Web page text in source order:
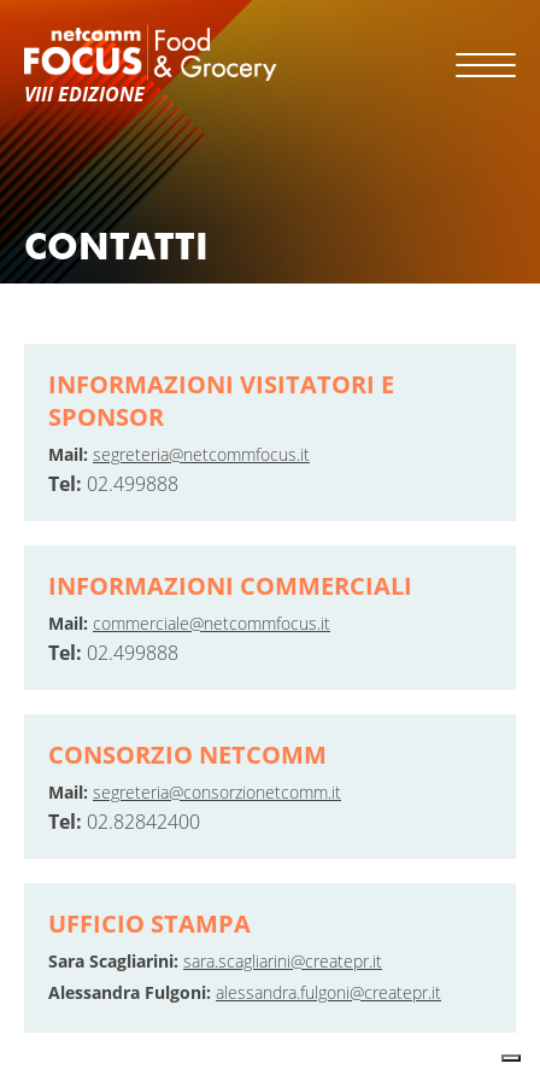
VIII EDIZIONE
CONTATTI
INFORMAZIONI VISITATORI E
SPONSOR
Mail: segreteria@netcommfocus.it
Tel: 02.499888
INFORMAZIONI COMMERCIALI
Mail: commerciale@netcommfocus.it
Tel: 02.499888
CONSORZIO NETCOMM
Mail: segreteria@consorzionetcomm.it
Tel: 02.82842400
UFFICIO STAMPA
Sara Scagliarini: sara.scagliarini@createpr.it
Alessandra Fulgoni: alessandra.fulgoni@createpr.it